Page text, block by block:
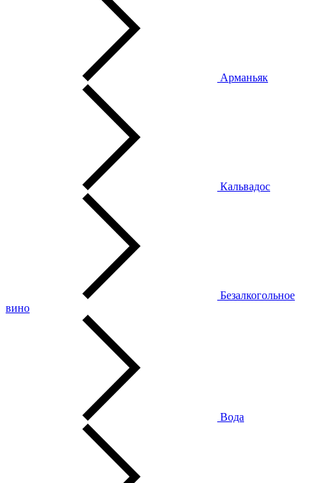
Арманьяк
Кальвадос
Безалкогольное
вино
Вода